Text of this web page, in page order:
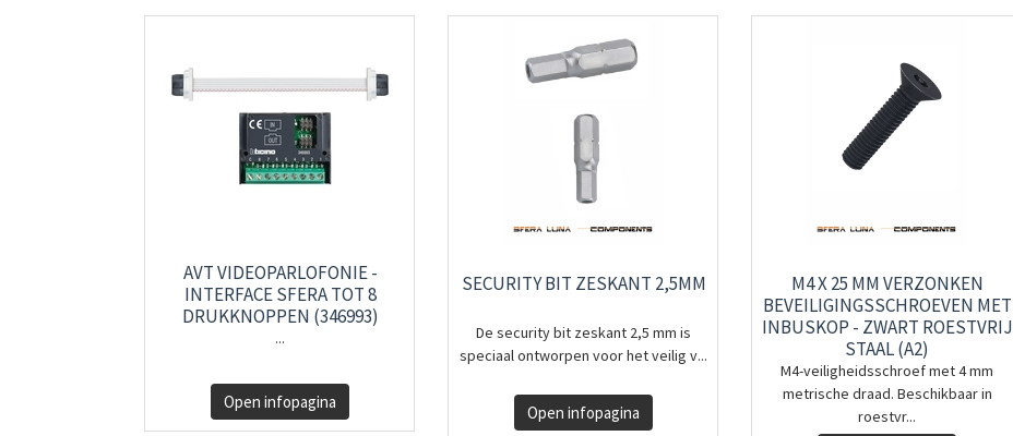
AVT VIDEOPARLOFONIE -
INTERFACE SFERA TOT 8
DRUKKNOPPEN (346993)
...
Open infopagina
SECURITY BIT ZESKANT 2,5MM
De security bit zeskant 2,5 mm is
speciaal ontworpen voor het veilig v...
Open infopagina
M4 X 25 MM VERZONKEN
BEVEILIGINGSSCHROEVEN MET
INBUSKOP - ZWART ROESTVRIJ
STAAL (A2)
M4-veiligheidsschroef met 4 mm
metrische draad. Beschikbaar in
roestvr...